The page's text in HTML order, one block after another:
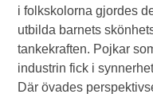
i folkskolorna gjordes
utbilda barnets
tankekraften. Pojkar
industrin fick i
Där övades